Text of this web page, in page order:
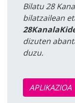
Bilatu 28
bilatzailean
dizuten
duzu.
APLIKAZIOA